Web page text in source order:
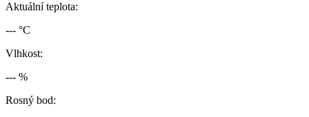
Aktuální teplota:
--- °C
Vlhkost:
--- %
Rosný bod: